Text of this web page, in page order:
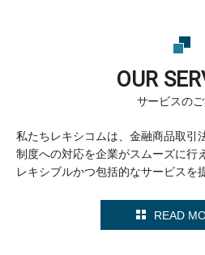
OUR
サービスの
私たちレキシコムは、金融商品取引
制度への対応を企業がスムーズに行
レキシブルかつ包括的なサービスを
READ